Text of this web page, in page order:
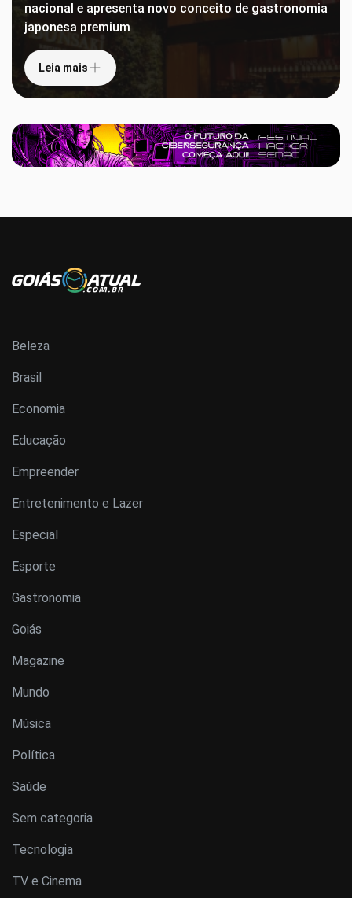
nacional e apresenta novo conceito de gastronomia
japonesa premium
Leia mais
Beleza
Brasil
Economia
Educação
Empreender
Entretenimento e Lazer
Especial
Esporte
Gastronomia
Goiás
Magazine
Mundo
Música
Política
Saúde
Sem categoria
Tecnologia
TV e Cinema